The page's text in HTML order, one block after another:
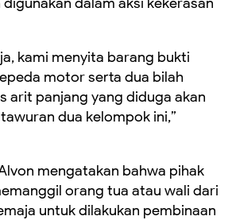
kami menyita barang bukti
motor serta dua bilah
arit panjang yang diduga akan
dua kelompok ini,”
mengatakan bahwa pihak
orang tua atau wali dari
untuk dilakukan pembinaan